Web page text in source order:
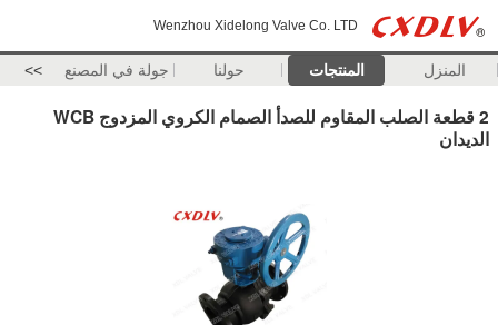
Wenzhou Xidelong Valve Co. LTD
المنزل المنتجات حولنا جولة في المصنع >>
2 قطعة الصلب المقاوم للصدأ الصمام الكروي المزدوج WCB
الديدان